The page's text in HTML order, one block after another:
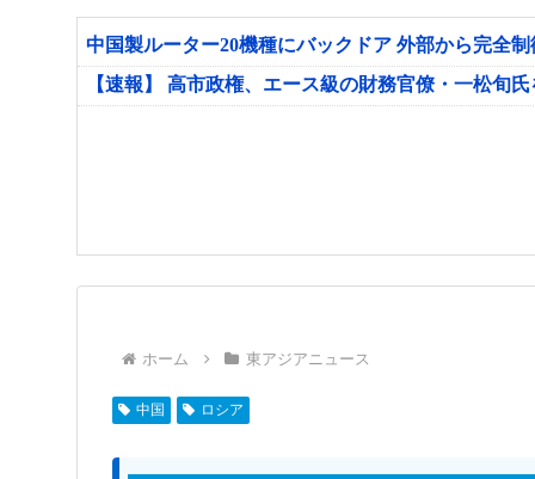
中国製ルーター20機種にバックドア 外部から完全
【速報】 高市政権、エース級の財務官僚・一松旬
ホーム 東アジアニュース
中国 ロシア